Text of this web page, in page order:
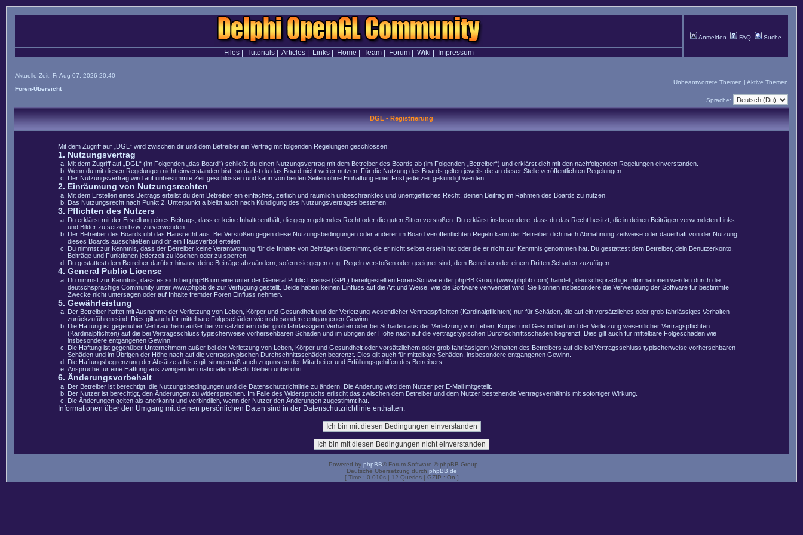
Anmelden FAQ Suche
Files| Tutorials| Articles| Links| Home Team| Forum| Wiki Impressum
Aktuelle Zeit: Fr Aug 07, 2026 20:40
Foren-Übersicht
Unbeantwortete Themen | Aktive Themen
Sprache:
DGL - Registrierung
Mit dem Zugriff auf „DGL“ wird zwischen dir und dem Betreiber ein Vertrag mit folgenden Regelungen geschlossen:
1. Nutzungsvertrag
Mit dem Zugriff auf „DGL“ (im Folgenden „das Board“) schließt du einen Nutzungsvertrag mit dem Betreiber des Boards ab (im Folgenden „Betreiber“) und erklärst dich mit den nachfolgenden Regelungen einverstanden.
Wenn du mit diesen Regelungen nicht einverstanden bist, so darfst du das Board nicht weiter nutzen. Für die Nutzung des Boards gelten jeweils die an dieser Stelle veröffentlichten Regelungen.
Der Nutzungsvertrag wird auf unbestimmte Zeit geschlossen und kann von beiden Seiten ohne Einhaltung einer Frist jederzeit gekündigt werden.
2. Einräumung von Nutzungsrechten
Mit dem Erstellen eines Beitrags erteilst du dem Betreiber ein einfaches, zeitlich und räumlich unbeschränktes und unentgeltliches Recht, deinen Beitrag im Rahmen des Boards zu nutzen.
Das Nutzungsrecht nach Punkt 2, Unterpunkt a bleibt auch nach Kündigung des Nutzungsvertrages bestehen.
3. Pflichten des Nutzers
Du erklärst mit der Erstellung eines Beitrags, dass er keine Inhalte enthält, die gegen geltendes Recht oder die guten Sitten verstoßen. Du erklärst insbesondere, dass du das Recht besitzt, die in deinen Beiträgen verwendeten Links
und Bilder zu setzen bzw. zu verwenden.
Der Betreiber des Boards übt das Hausrecht aus. Bei Verstößen gegen diese Nutzungsbedingungen oder anderer im Board veröffentlichten Regeln kann der Betreiber dich nach Abmahnung zeitweise oder dauerhaft von der Nutzung
dieses Boards ausschließen und dir ein Hausverbot erteilen.
Du nimmst zur Kenntnis, dass der Betreiber keine Verantwortung für die Inhalte von Beiträgen übernimmt, die er nicht selbst erstellt hat oder die er nicht zur Kenntnis genommen hat. Du gestattest dem Betreiber, dein Benutzerkonto,
Beiträge und Funktionen jederzeit zu löschen oder zu sperren.
Du gestattest dem Betreiber darüber hinaus, deine Beiträge abzuändern, sofern sie gegen o. g. Regeln verstoßen oder geeignet sind, dem Betreiber oder einem Dritten Schaden zuzufügen.
4. General Public License
Du nimmst zur Kenntnis, dass es sich bei phpBB um eine unter der General Public License (GPL) bereitgestellten Foren-Software der phpBB Group (www.phpbb.com) handelt; deutschsprachige Informationen werden durch die
deutschsprachige Community unter www.phpbb.de zur Verfügung gestellt. Beide haben keinen Einfluss auf die Art und Weise, wie die Software verwendet wird. Sie können insbesondere die Verwendung der Software für bestimmte
Zwecke nicht untersagen oder auf Inhalte fremder Foren Einfluss nehmen.
5. Gewährleistung
Der Betreiber haftet mit Ausnahme der Verletzung von Leben, Körper und Gesundheit und der Verletzung wesentlicher Vertragspflichten (Kardinalpflichten) nur für Schäden, die auf ein vorsätzliches oder grob fahrlässiges Verhalten
zurückzuführen sind. Dies gilt auch für mittelbare Folgeschäden wie insbesondere entgangenen Gewinn.
Die Haftung ist gegenüber Verbrauchern außer bei vorsätzlichem oder grob fahrlässigem Verhalten oder bei Schäden aus der Verletzung von Leben, Körper und Gesundheit und der Verletzung wesentlicher Vertragspflichten
(Kardinalpflichten) auf die bei Vertragsschluss typischerweise vorhersehbaren Schäden und im übrigen der Höhe nach auf die vertragstypischen Durchschnittsschäden begrenzt. Dies gilt auch für mittelbare Folgeschäden wie
insbesondere entgangenen Gewinn.
Die Haftung ist gegenüber Unternehmern außer bei der Verletzung von Leben, Körper und Gesundheit oder vorsätzlichem oder grob fahrlässigem Verhalten des Betreibers auf die bei Vertragsschluss typischerweise vorhersehbaren
Schäden und im Übrigen der Höhe nach auf die vertragstypischen Durchschnittsschäden begrenzt. Dies gilt auch für mittelbare Schäden, insbesondere entgangenen Gewinn.
Die Haftungsbegrenzung der Absätze a bis c gilt sinngemäß auch zugunsten der Mitarbeiter und Erfüllungsgehilfen des Betreibers.
Ansprüche für eine Haftung aus zwingendem nationalem Recht bleiben unberührt.
6. Änderungsvorbehalt
Der Betreiber ist berechtigt, die Nutzungsbedingungen und die Datenschutzrichtlinie zu ändern. Die Änderung wird dem Nutzer per E-Mail mitgeteilt.
Der Nutzer ist berechtigt, den Änderungen zu widersprechen. Im Falle des Widerspruchs erlischt das zwischen dem Betreiber und dem Nutzer bestehende Vertragsverhältnis mit sofortiger Wirkung.
Die Änderungen gelten als anerkannt und verbindlich, wenn der Nutzer den Änderungen zugestimmt hat.
Informationen über den Umgang mit deinen persönlichen Daten sind in der Datenschutzrichtlinie enthalten.
Powered by phpBB® Forum Software © phpBB Group
Deutsche Übersetzung durch phpBB.de
[ Time : 0.010s | 12 Queries | GZIP : On ]